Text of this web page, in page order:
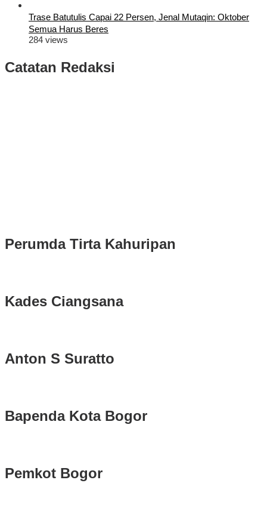
Trase Batutulis Capai 22 Persen, Jenal Mutaqin: Oktober
Semua Harus Beres
284 views
Catatan Redaksi
Perumda Tirta Kahuripan
Kades Ciangsana
Anton S Suratto
Bapenda Kota Bogor
Pemkot Bogor